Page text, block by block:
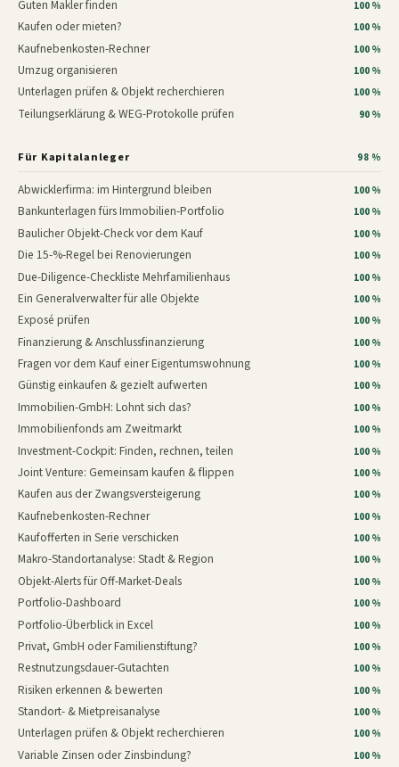
Guten Makler finden 100 %
Kaufen oder mieten? 100 %
Kaufnebenkosten-Rechner 100 %
Umzug organisieren 100 %
Unterlagen prüfen & Objekt recherchieren 100 %
Teilungserklärung & WEG-Protokolle prüfen 90 %
Für Kapitalanleger 98 %
Abwicklerfirma: im Hintergrund bleiben 100 %
Bankunterlagen fürs Immobilien-Portfolio 100 %
Baulicher Objekt-Check vor dem Kauf 100 %
Die 15-%-Regel bei Renovierungen 100 %
Due-Diligence-Checkliste Mehrfamilienhaus 100 %
Ein Generalverwalter für alle Objekte 100 %
Exposé prüfen 100 %
Finanzierung & Anschlussfinanzierung 100 %
Fragen vor dem Kauf einer Eigentumswohnung 100 %
Günstig einkaufen & gezielt aufwerten 100 %
Immobilien-GmbH: Lohnt sich das? 100 %
Immobilienfonds am Zweitmarkt 100 %
Investment-Cockpit: Finden, rechnen, teilen 100 %
Joint Venture: Gemeinsam kaufen & flippen 100 %
Kaufen aus der Zwangsversteigerung 100 %
Kaufnebenkosten-Rechner 100 %
Kaufofferten in Serie verschicken 100 %
Makro-Standortanalyse: Stadt & Region 100 %
Objekt-Alerts für Off-Market-Deals 100 %
Portfolio-Dashboard 100 %
Portfolio-Überblick in Excel 100 %
Privat, GmbH oder Familienstiftung? 100 %
Restnutzungsdauer-Gutachten 100 %
Risiken erkennen & bewerten 100 %
Standort- & Mietpreisanalyse 100 %
Unterlagen prüfen & Objekt recherchieren 100 %
Variable Zinsen oder Zinsbindung? 100 %